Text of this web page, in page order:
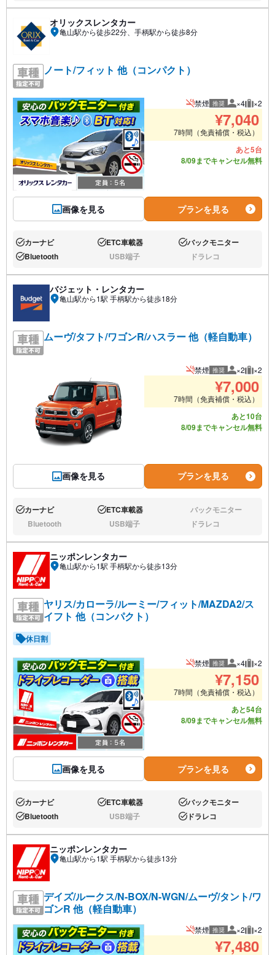
オリックスレンタカー
亀山駅から徒歩22分、手柄駅から徒歩8分
ノート/フィット 他（コンパクト）
画像を見る
禁煙 推奨 推奨人数
×4 推奨
×2
¥7,040
7時間（免責補償・税込）
あと5台
8/09までキャンセル無料
プランを見る
あり:カーナビ あり:ETC車載器 あり:バックモニター
あり:Bluetooth なし:USB端子 なし:ドラレコ
バジェット・レンタカー
亀山駅から1駅 手柄駅から徒歩18分
ムーヴ/タフト/ワゴンR/ハスラー 他（軽自動車）
画像を見る
禁煙 推奨 推奨人数
×2 推奨
×2
¥7,000
7時間（免責補償・税込）
あと10台
8/09までキャンセル無料
プランを見る
あり:カーナビ あり:ETC車載器 なし:バックモニター
なし:Bluetooth なし:USB端子 なし:ドラレコ
ニッポンレンタカー
亀山駅から1駅 手柄駅から徒歩13分
ヤリス/カローラ/ルーミー/フィット/MAZDA2/ス
イフト 他（コンパクト）
休日割
画像を見る
禁煙 推奨 推奨人数
×4 推奨
×2
¥7,150
7時間（免責補償・税込）
あと54台
8/09までキャンセル無料
プランを見る
あり:カーナビ あり:ETC車載器 あり:バックモニター
あり:Bluetooth なし:USB端子 あり:ドラレコ
ニッポンレンタカー
亀山駅から1駅 手柄駅から徒歩13分
デイズ/ルークス/N-BOX/N-WGN/ムーヴ/タント/ワ
ゴンR 他（軽自動車）
禁煙 推奨 推奨人数
×2 推奨
×2
¥7,480